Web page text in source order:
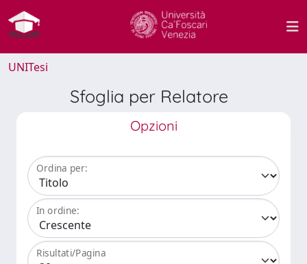
UNITesi
Sfoglia per Relatore
Opzioni
Ordina per:
In ordine:
Risultati/Pagina